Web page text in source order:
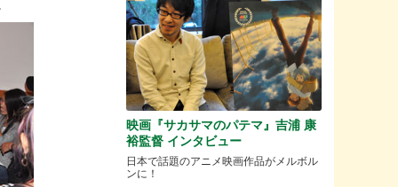
映画『サカサマのパテマ』吉浦 康
裕監督 インタビュー
日本で話題のアニメ映画作品がメルボル
ンに！